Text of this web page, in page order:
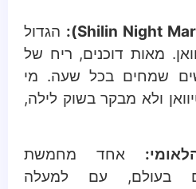
הגדול
מאות דוכנים, ריח של
שמחים בכל שעה. מי
ולא מבקר בשוק לילה,
אחד מחמשת
בעולם, עם למעלה